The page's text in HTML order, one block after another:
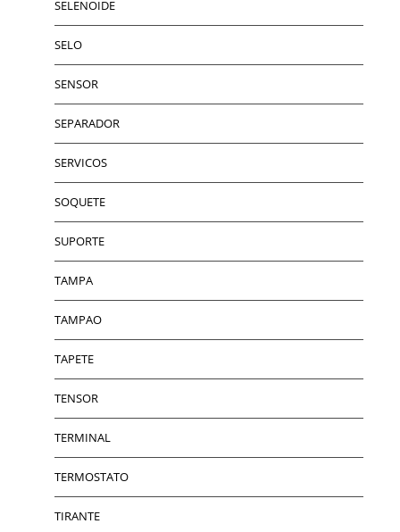
SELENOIDE
SELO
SENSOR
SEPARADOR
SERVICOS
SOQUETE
SUPORTE
TAMPA
TAMPAO
TAPETE
TENSOR
TERMINAL
TERMOSTATO
TIRANTE